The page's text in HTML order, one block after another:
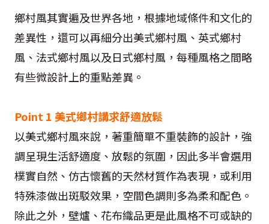
鄉村風其實遍及世界各地，根據地域條件和文化的
差異性，還可以再細分出美式鄉村風、英式鄉村
風、法式鄉村風以及日式鄉村風，每種風格之間略
有些微設計上的重點差異。
Point 1 美式鄉村講求舒適放鬆
以美式鄉村風來說，著重簡單不重裝飾的設計，強
調呈現生活舒適度、放鬆的氛圍，因此多半會選用
樸實自然、仿古懷舊的天然材質作為表現，或利用
特殊漆做出斑駁效果，空間色調則多為柔和配色。
除此之外，壁爐、花布織品更是此風格不可或缺的